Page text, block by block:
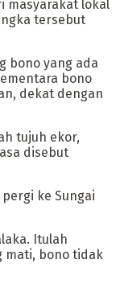
masyarakat lokal
tersebut
bono yang ada
bono
dekat dengan
tujuh ekor,
disebut
ke Sungai
Itulah
mati, bono tidak